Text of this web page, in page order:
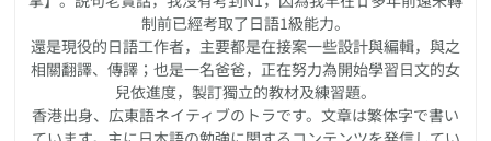
制前已經考取了日語1級能力。
還是現役的日語工作者，主要都是在接案一些設計與編輯，與之
相關翻譯、傳譯；也是一名爸爸，正在努力為開始學習日文的女
兒依進度，製訂獨立的教材及練習題。
香港出身、広東語ネイティブのトラです。文章は繁体字で書い